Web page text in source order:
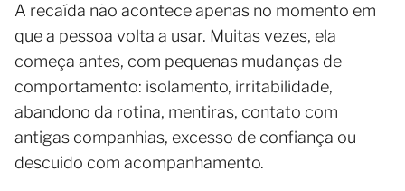
A recaída não acontece apenas no momento em
que a pessoa volta a usar. Muitas vezes, ela
começa antes, com pequenas mudanças de
comportamento: isolamento, irritabilidade,
abandono da rotina, mentiras, contato com
antigas companhias, excesso de confiança ou
descuido com acompanhamento.